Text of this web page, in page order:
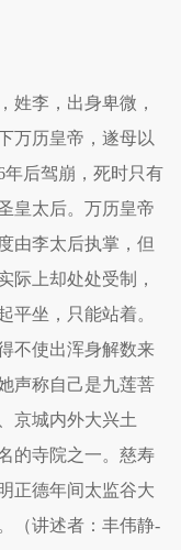
姓李，出身卑微，
万历皇帝，遂母以
后驾崩，死时只有
皇太后。万历皇帝
由李太后执掌，但
际上却处处受制，
平坐，只能站着。
不使出浑身解数来
声称自己是九莲菩
京城内外大兴土
的寺院之一。慈寿
正德年间太监谷大
（讲述者：丰伟静-